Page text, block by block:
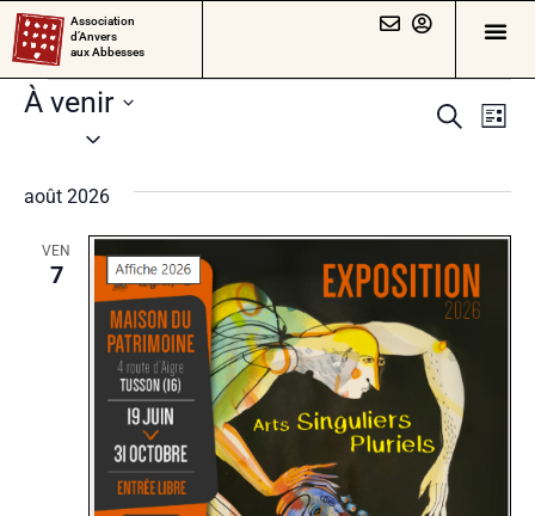
Association
d’Anvers
aux Abbesses
de
vues
Liste
À venir
Sélectionnez
date.
août 2026
VEN
7